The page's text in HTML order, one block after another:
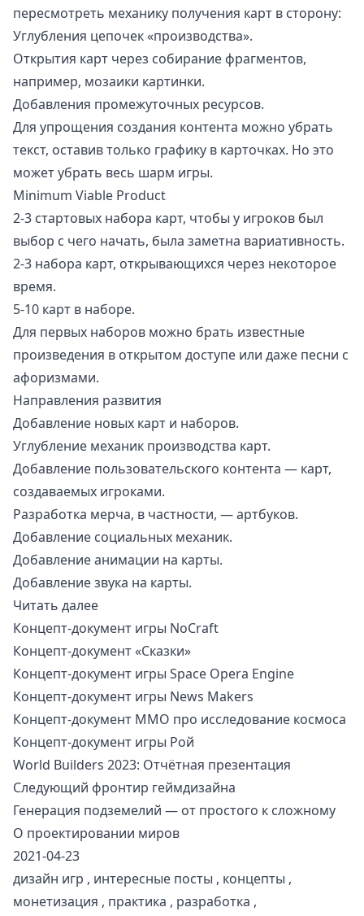
пересмотреть механику получения карт в сторону:
Углубления цепочек «производства».
Открытия карт через собирание фрагментов,
например, мозаики картинки.
Добавления промежуточных ресурсов.
Для упрощения создания контента можно убрать
текст, оставив только графику в карточках. Но это
может убрать весь шарм игры.
Minimum Viable Product
2-3 стартовых набора карт, чтобы у игроков был
выбор с чего начать, была заметна вариативность.
2-3 набора карт, открывающихся через некоторое
время.
5-10 карт в наборе.
Для первых наборов можно брать известные
произведения в открытом доступе или даже песни с
афоризмами.
Направления развития
Добавление новых карт и наборов.
Углубление механик производства карт.
Добавление пользовательского контента — карт,
создаваемых игроками.
Разработка мерча, в частности, — артбуков.
Добавление социальных механик.
Добавление анимации на карты.
Добавление звука на карты.
Читать далее
Концепт-документ игры NoCraft
Концепт-документ «Сказки»
Концепт-документ игры Space Opera Engine
Концепт-документ игры News Makers
Концепт-документ ММО про исследование космоса
Концепт-документ игры Рой
World Builders 2023: Отчётная презентация
Следующий фронтир геймдизайна
Генерация подземелий — от простого к сложному
О проектировании миров
2021-04-23
дизайн игр , интересные посты , концепты ,
монетизация , практика , разработка ,